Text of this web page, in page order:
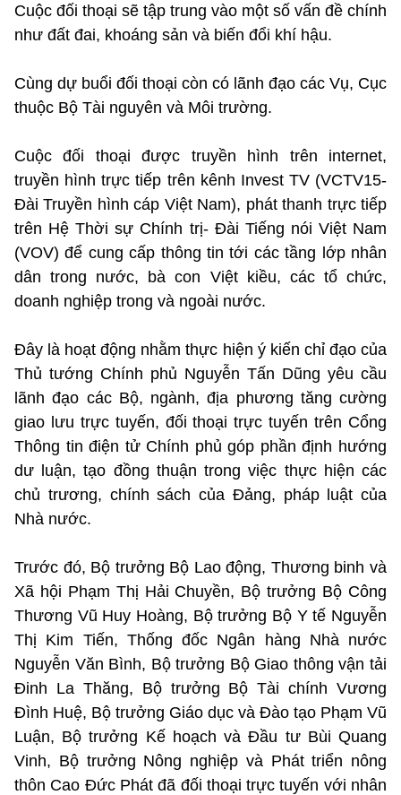
Cuộc đối thoại sẽ tập trung vào một số vấn đề chính
như đất đai, khoáng sản và biến đổi khí hậu.
Cùng dự buổi đối thoại còn có lãnh đạo các Vụ, Cục
thuộc Bộ Tài nguyên và Môi trường.
Cuộc đối thoại được truyền hình trên internet,
truyền hình trực tiếp trên kênh Invest TV (VCTV15-
Đài Truyền hình cáp Việt Nam), phát thanh trực tiếp
trên Hệ Thời sự Chính trị- Đài Tiếng nói Việt Nam
(VOV) để cung cấp thông tin tới các tầng lớp nhân
dân trong nước, bà con Việt kiều, các tổ chức,
doanh nghiệp trong và ngoài nước.
Đây là hoạt động nhằm thực hiện ý kiến chỉ đạo của
Thủ tướng Chính phủ Nguyễn Tấn Dũng yêu cầu
lãnh đạo các Bộ, ngành, địa phương tăng cường
giao lưu trực tuyến, đối thoại trực tuyến trên Cổng
Thông tin điện tử Chính phủ góp phần định hướng
dư luận, tạo đồng thuận trong việc thực hiện các
chủ trương, chính sách của Đảng, pháp luật của
Nhà nước.
Trước đó, Bộ trưởng Bộ Lao động, Thương binh và
Xã hội Phạm Thị Hải Chuyền, Bộ trưởng Bộ Công
Thương Vũ Huy Hoàng, Bộ trưởng Bộ Y tế Nguyễn
Thị Kim Tiến, Thống đốc Ngân hàng Nhà nước
Nguyễn Văn Bình, Bộ trưởng Bộ Giao thông vận tải
Đinh La Thăng, Bộ trưởng Bộ Tài chính Vương
Đình Huệ, Bộ trưởng Giáo dục và Đào tạo Phạm Vũ
Luận, Bộ trưởng Kế hoạch và Đầu tư Bùi Quang
Vinh, Bộ trưởng Nông nghiệp và Phát triển nông
thôn Cao Đức Phát đã đối thoại trực tuyến với nhân